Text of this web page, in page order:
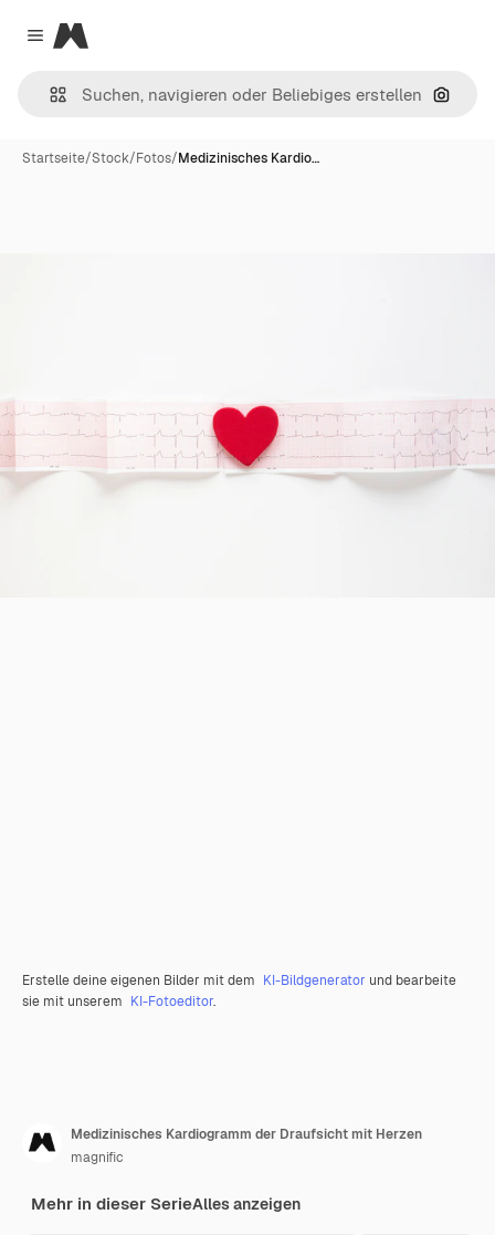
Close menu
Magnific
Nach
Startseite/Stock/Fotos/Medizinisches Kardio…
Erstelle deine eigenen Bilder mit dem KI-Bildgenerator und bearbeite
sie mit unserem KI-Fotoeditor.
Medizinisches Kardiogramm der Draufsicht mit Herzen
magnific
Mehr in dieser SerieAlles anzeigen